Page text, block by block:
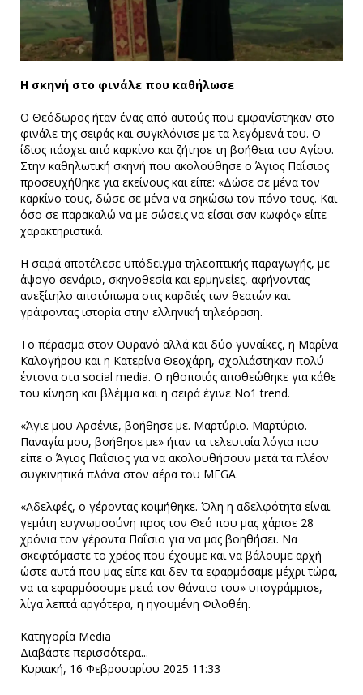
Η σκηνή στο φινάλε που καθήλωσε
Ο Θεόδωρος ήταν ένας από αυτούς που εμφανίστηκαν στο
φινάλε της σειράς και συγκλόνισε με τα λεγόμενά του. Ο
ίδιος πάσχει από καρκίνο και ζήτησε τη βοήθεια του Αγίου.
Στην καθηλωτική σκηνή που ακολούθησε ο Άγιος Παΐσιος
προσευχήθηκε για εκείνους και είπε: «Δώσε σε μένα τον
καρκίνο τους, δώσε σε μένα να σηκώσω τον πόνο τους. Και
όσο σε παρακαλώ να με σώσεις να είσαι σαν κωφός» είπε
χαρακτηριστικά.
Η σειρά αποτέλεσε υπόδειγμα τηλεοπτικής παραγωγής, με
άψογο σενάριο, σκηνοθεσία και ερμηνείες, αφήνοντας
ανεξίτηλο αποτύπωμα στις καρδιές των θεατών και
γράφοντας ιστορία στην ελληνική τηλεόραση.
Το πέρασμα στον Ουρανό αλλά και δύο γυναίκες, η Μαρίνα
Καλογήρου και η Κατερίνα Θεοχάρη, σχολιάστηκαν πολύ
έντονα στα social media. Ο ηθοποιός αποθεώθηκε για κάθε
του κίνηση και βλέμμα και η σειρά έγινε Νο1 trend.
«Άγιε μου Αρσένιε, βοήθησε με. Μαρτύριο. Μαρτύριο.
Παναγία μου, βοήθησε με» ήταν τα τελευταία λόγια που
είπε ο Άγιος Παΐσιος για να ακολουθήσουν μετά τα πλέον
συγκινητικά πλάνα στον αέρα του MEGA.
«Αδελφές, ο γέροντας κοιμήθηκε. Όλη η αδελφότητα είναι
γεμάτη ευγνωμοσύνη προς τον Θεό που μας χάρισε 28
χρόνια τον γέροντα Παΐσιο για να μας βοηθήσει. Να
σκεφτόμαστε το χρέος που έχουμε και να βάλουμε αρχή
ώστε αυτά που μας είπε και δεν τα εφαρμόσαμε μέχρι τώρα,
να τα εφαρμόσουμε μετά τον θάνατο του» υπογράμμισε,
λίγα λεπτά αργότερα, η ηγουμένη Φιλοθέη.
Κατηγορία Media
Διαβάστε περισσότερα...
Κυριακή, 16 Φεβρουαρίου 2025 11:33